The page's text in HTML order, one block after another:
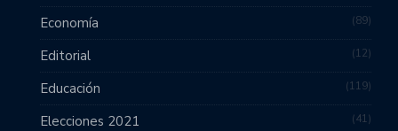
Economía 89
Editorial 12
Educación 119
Elecciones 2021 41